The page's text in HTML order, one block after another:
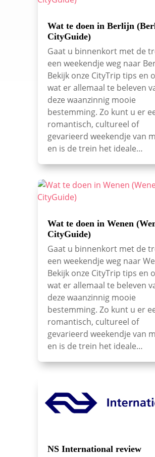
Wat te doen in Berlijn
CityGuide)
Gaat u binnenkort met de
een weekendje weg naar
Bekijk onze CityTrip tips en
wat er allemaal te beleven
deze waanzinnig mooie
bestemming. Zo kunt u er
romantisch, cultureel of
gevarieerd weekendje van
en is de trein het ideale…
Wat te doen in Wenen
CityGuide)
Gaat u binnenkort met de
een weekendje weg naar
Bekijk onze CityTrip tips en
wat er allemaal te beleven
deze waanzinnig mooie
bestemming. Zo kunt u er
romantisch, cultureel of
gevarieerd weekendje van
en is de trein het ideale…
NS International review